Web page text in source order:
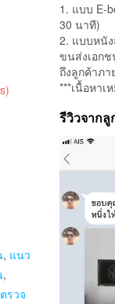
, แนว
,
รวจ
1. แบบ E-
30 นาที)
2. แบบหนัง
ขนส่งเอกช
ถึงลูกค้าภา
***เนื้อหาเ
รีวิวจากลู